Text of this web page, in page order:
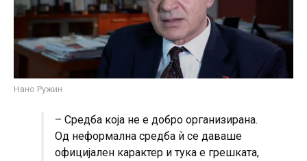
Нано Ружин
– Средба која не е добро организирана.
Од неформална средба ѝ се даваше
официјален карактер и тука е грешката,